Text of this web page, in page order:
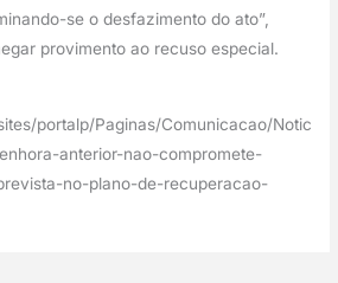
se o desfazimento do ato”,
provimento ao recuso especial.
portalp/Paginas/Comunicacao/Notic
anterior-nao-compromete-
no-plano-de-recuperacao-